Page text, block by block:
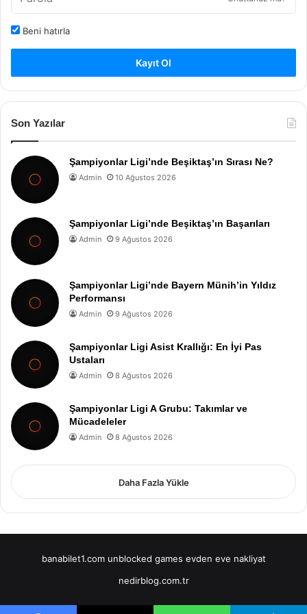
Beni hatırla
Kayıt Ol
Son Yazılar
Şampiyonlar Ligi’nde Beşiktaş’ın Sırası Ne?
Admin 10 Ağustos 2026
Şampiyonlar Ligi’nde Beşiktaş’ın Başarıları
Admin 9 Ağustos 2026
Şampiyonlar Ligi’nde Bayern Münih’in Yıldız
Performansı
Admin 9 Ağustos 2026
Şampiyonlar Ligi Asist Krallığı: En İyi Pas
Ustaları
Admin 8 Ağustos 2026
Şampiyonlar Ligi A Grubu: Takımlar ve
Mücadeleler
Admin 8 Ağustos 2026
Daha Fazla Yükle
banabilet1.com unblocked games evden eve nakliyat
nedirblog.com.tr